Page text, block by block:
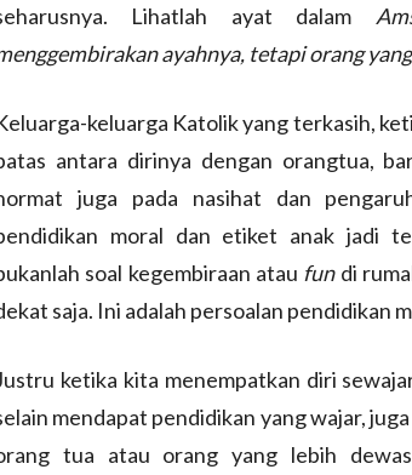
Lihatlah ayat dalam
ayahnya, tetapi orang
keluarga Katolik yang terkasih,
antara dirinya dengan orangtua,
juga pada nasihat dan
moral dan etiket anak jadi
soal kegembiraan atau fundi
saja. Ini adalah persoalan pendidikan
ketika kita menempatkan diri
mendapat pendidikan yang wajar,
tua atau orang yang lebih